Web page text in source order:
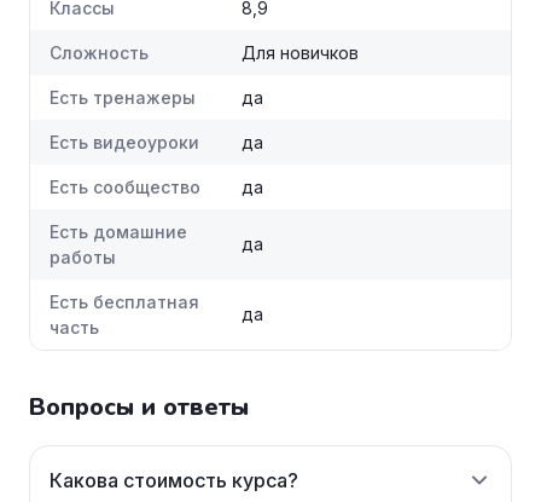
Классы 8,9
Сложность Для новичков
Есть тренажеры да
Есть видеоуроки да
Есть сообщество да
Есть домашние
работы
да
Есть бесплатная
часть
да
Вопросы и ответы
Какова стоимость курса?